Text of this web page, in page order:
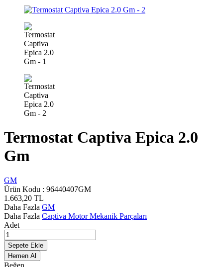
Termostat Captiva Epica 2.0
Gm
GM
Ürün Kodu : 96440407GM
1.663,20 TL
Daha Fazla GM
Daha Fazla Captiva Motor Mekanik Parçaları
Adet
Sepete Ekle
Hemen Al
Beğen